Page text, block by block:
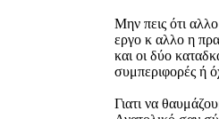
Μην πεις ότι
εργο κ αλλο η
και οι δύο
συμπεριφορές ή
Γιατι να